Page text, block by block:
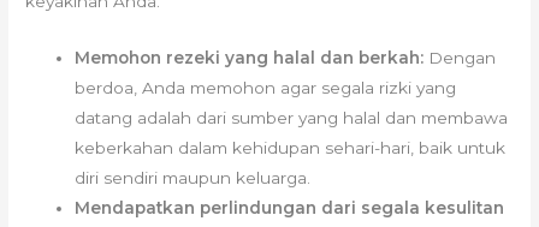
Memohon rezeki yang halal dan berkah: Dengan
berdoa, Anda memohon agar segala rizki yang
datang adalah dari sumber yang halal dan membawa
keberkahan dalam kehidupan sehari-hari, baik untuk
diri sendiri maupun keluarga.
Mendapatkan perlindungan dari segala kesulitan